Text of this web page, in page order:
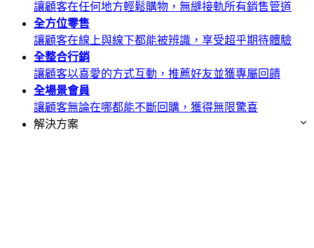
讓顧客在任何地方輕鬆購物，無縫接軌所有銷售管道
全方位零售
讓顧客在線上與線下都能被辨識，享受超乎期待體驗
全整合行銷
讓顧客以喜愛的方式互動，推薦好友並獲專屬回饋
全場景會員
讓顧客無論在哪都能不斷回購，獲得無限驚喜
解決方案